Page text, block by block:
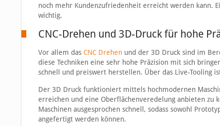
noch mehr Kundenzufriedenheit erreicht werden kann.
wichtig.
CNC-Drehen und 3D-Druck für hohe
Vor allem das CNC Drehenund der 3D Druck sind im
diese Techniken eine sehr hohe Präzision mit sich
schnell und preiswert herstellen. Über das Live-Tooling
Der 3D Druck funktioniert mittels hochmodernen
erreichen und eine Oberflächenveredelung anbieten
Maschinen ausgesprochen schnell, sodass sowohl
angefertigt werden können.